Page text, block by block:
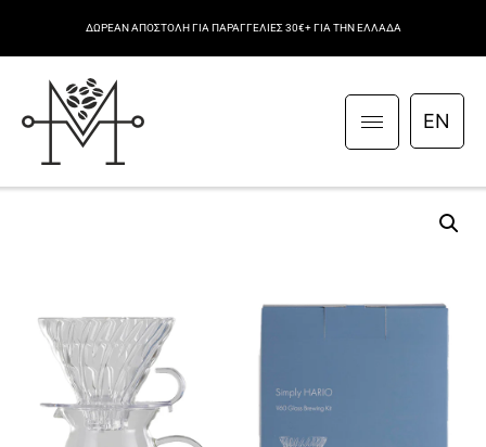
ΔΩΡΕΑΝ ΑΠΟΣΤΟΛΗ ΓΙΑ ΠΑΡΑΓΓΕΛΙΕΣ 30€+ ΓΙΑ ΤΗΝ ΕΛΛΑΔΑ
EN